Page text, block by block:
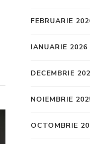
FEBRUARIE
IANUARIE 2026
DECEMBRIE
NOIEMBRIE
OCTOMBRIE